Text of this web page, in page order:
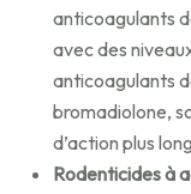
anticoagulants
avec des
anticoagulants
bromadiolone,
d’action plus
Rodenticides à